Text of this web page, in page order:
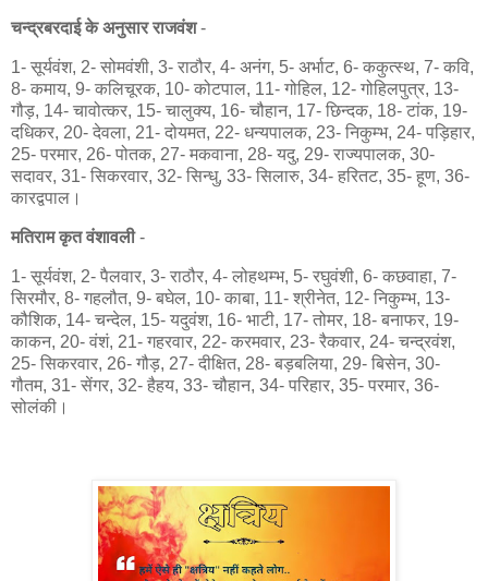
चन्द्रबरदाई के अनुसार राजवंश-
1- सूर्यवंश, 2- सोमवंशी, 3- राठौर, 4- अनंग, 5- अर्भाट, 6- ककुत्स्थ, 7- कवि,
8- कमाय, 9- कलिचूरक, 10- कोटपाल, 11- गोहिल, 12- गोहिलपुत्र, 13-
गौड़, 14- चावोत्कर, 15- चालुक्य, 16- चौहान, 17- छिन्दक, 18- टांक, 19-
दधिकर, 20- देवला, 21- दोयमत, 22- धन्यपालक, 23- निकुम्भ, 24- पड़िहार,
25- परमार, 26- पोतक, 27- मकवाना, 28- यदु, 29- राज्यपालक, 30-
सदावर, 31- सिकरवार, 32- सिन्धु, 33- सिलारु, 34- हरितट, 35- हूण, 36-
कारद्वपाल।
मतिराम कृत वंशावली-
1- सूर्यवंश, 2- पैलवार, 3- राठौर, 4- लोहथम्भ, 5- रघुवंशी, 6- कछवाहा, 7-
सिरमौर, 8- गहलौत, 9- बघेल, 10- काबा, 11- श्रीनेत, 12- निकुम्भ, 13-
कौशिक, 14- चन्देल, 15- यदुवंश, 16- भाटी, 17- तोमर, 18- बनाफर, 19-
काकन, 20- वंशं, 21- गहरवार, 22- करमवार, 23- रैकवार, 24- चन्द्रवंश,
25- सिकरवार, 26- गौड़, 27- दीक्षित, 28- बड़बलिया, 29- बिसेन, 30-
गौतम, 31- सेंगर, 32- हैहय, 33- चौहान, 34- परिहार, 35- परमार, 36-
सोलंकी।